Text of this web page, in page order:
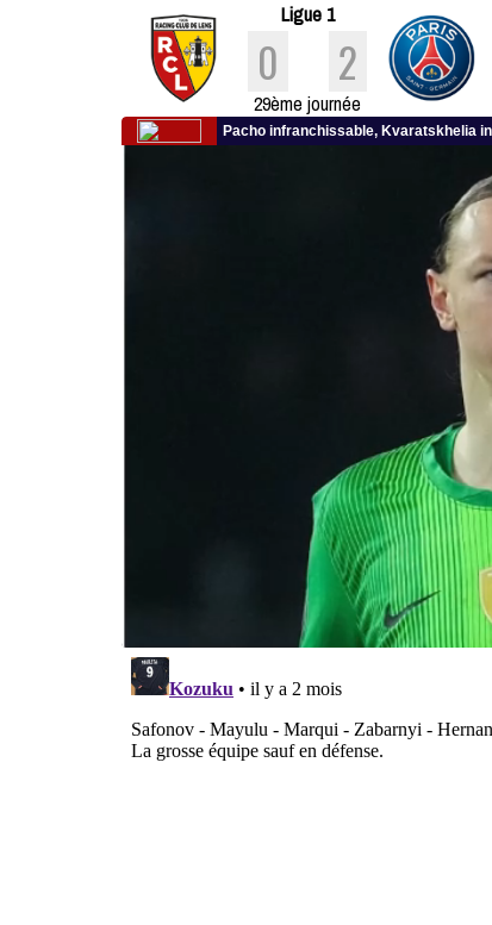
Ligue 1
0 2
29ème journée